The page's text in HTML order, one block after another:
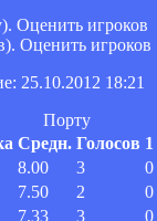
Оценить игроков
Оценить игроков
25.10.2012 18:21
Порту
Средн. Голосов 1
8.00 3 0
7.50 2 0
7.33 3 0